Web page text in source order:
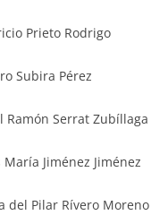
Prieto Rodrigo
Subira Pérez
Ramón Serrat Zubíllaga
Jiménez Jiménez
del Pilar Rívero Moreno